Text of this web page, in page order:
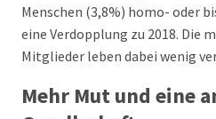
Menschen (3,8%) homo- oder
eine Verdopplung zu 2018. Die
Mitglieder leben dabei wenig
Mehr Mut und eine